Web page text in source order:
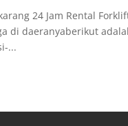
24 Jam Rental
di daeranyaberikut
...